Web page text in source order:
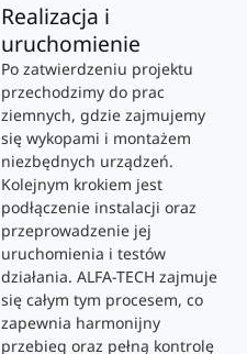
Realizacja i
uruchomienie
Po zatwierdzeniu projektu
przechodzimy do prac
ziemnych, gdzie zajmujemy
się wykopami i montażem
niezbędnych urządzeń.
Kolejnym krokiem jest
podłączenie instalacji oraz
przeprowadzenie jej
uruchomienia i testów
działania. ALFA-TECH zajmuje
się całym tym procesem, co
zapewnia harmonijny
przebieg oraz pełną kontrolę